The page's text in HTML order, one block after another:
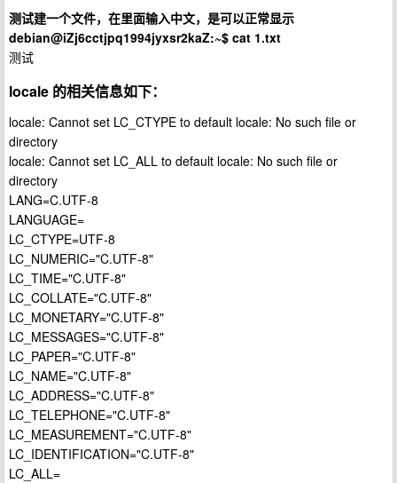
测试建一个文件，在里面输入中文，是可以正常显示
debian@iZj6cctjpq1994jyxsr2kaZ:~$ cat 1.txt
测试
locale 的相关信息如下：
locale: Cannot set LC_CTYPE to default locale: No such file or
directory
locale: Cannot set LC_ALL to default locale: No such file or
directory
LANG=C.UTF-8
LANGUAGE=
LC_CTYPE=UTF-8
LC_NUMERIC="C.UTF-8"
LC_TIME="C.UTF-8"
LC_COLLATE="C.UTF-8"
LC_MONETARY="C.UTF-8"
LC_MESSAGES="C.UTF-8"
LC_PAPER="C.UTF-8"
LC_NAME="C.UTF-8"
LC_ADDRESS="C.UTF-8"
LC_TELEPHONE="C.UTF-8"
LC_MEASUREMENT="C.UTF-8"
LC_IDENTIFICATION="C.UTF-8"
LC_ALL=